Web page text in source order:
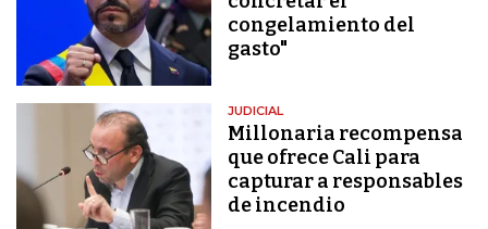
congelamiento del
gasto"
JUDICIAL
Millonaria recompensa
que ofrece Cali para
capturar a responsables
de incendio